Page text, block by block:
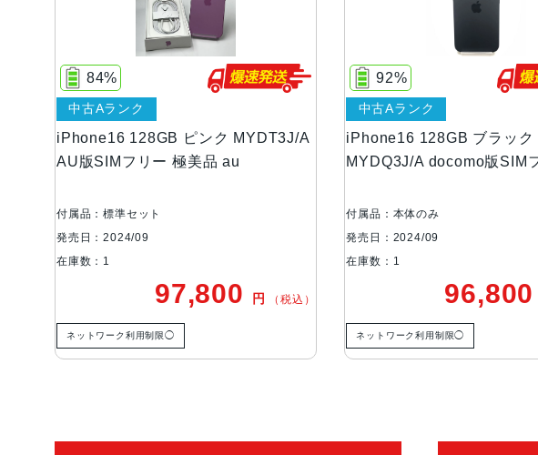
サイズ・重さ
防沫性能、耐水性
能、防塵性能
カメラ
iPhone16 128GB ピンク MYDT3J/A
AU版SIMフリー 極美品 au
84%
中古Aランク
付属品：標準セット
発売日：2024/09
在庫数：1
97,800 円 （税込）
ネットワーク利用制限◯
iPhone16 128GB ブラック
MYDQ3J/A docomo版SIM
92%
中古Aランク
付属品：本体のみ
発売日：2024/09
在庫数：1
96,800
ネットワーク利用制限◯